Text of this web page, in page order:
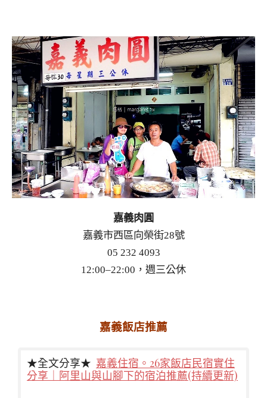
嘉義肉圓
嘉義市西區向榮街28號
05 232 4093
12:00–22:00，週三公休
嘉義飯店推薦
★全文分享★ 嘉義住宿。26家飯店民宿實住
分享｜阿里山與山腳下的宿泊推薦(持續更新)